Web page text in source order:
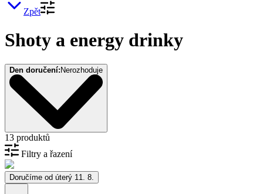
Zpět
Shoty a energy drinky
Den doručení: Nerozhoduje
13 produktů
Filtry a řazení
Doručíme od úterý 11. 8.